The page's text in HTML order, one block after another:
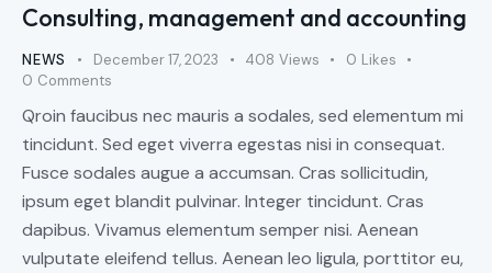
Consulting, management and accounting
NEWS December 17, 2023 408 Views 0 Likes
0 Comments
Qroin faucibus nec mauris a sodales, sed elementum mi
tincidunt. Sed eget viverra egestas nisi in consequat.
Fusce sodales augue a accumsan. Cras sollicitudin,
ipsum eget blandit pulvinar. Integer tincidunt. Cras
dapibus. Vivamus elementum semper nisi. Aenean
vulputate eleifend tellus. Aenean leo ligula, porttitor eu,